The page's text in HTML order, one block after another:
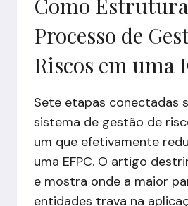
Processo de
Riscos em uma
Sete etapas conectadas
sistema de gestão de
um que efetivamente
uma EFPC. O artigo
e mostra onde a maior
entidades trava na